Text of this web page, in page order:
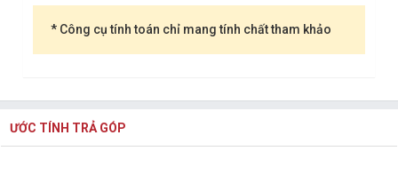
* Công cụ tính toán chỉ mang tính chất tham khảo
ƯỚC TÍNH TRẢ GÓP